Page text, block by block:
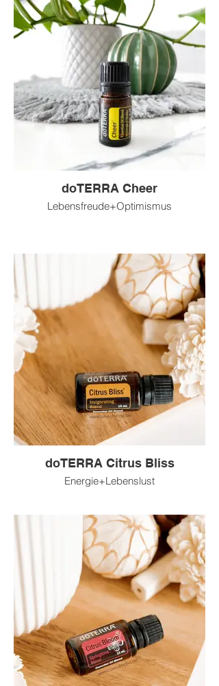
doTERRA Cheer
Lebensfreude+Optimismus
doTERRA Citrus Bliss
Energie+Lebenslust